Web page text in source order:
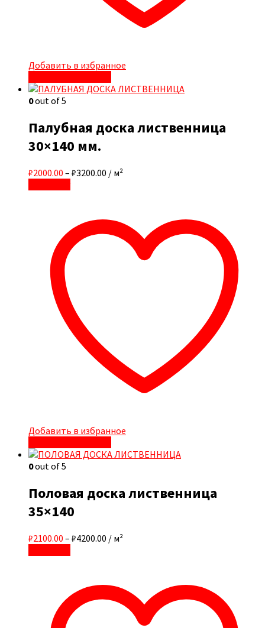
Добавить в избранное
0out of 5
Палубная доска лиственница
30×140 мм.
₽2000.00 – ₽3200.00 / м²
Добавить в избранное
0out of 5
Половая доска лиственница
35×140
₽2100.00 – ₽4200.00 / м²